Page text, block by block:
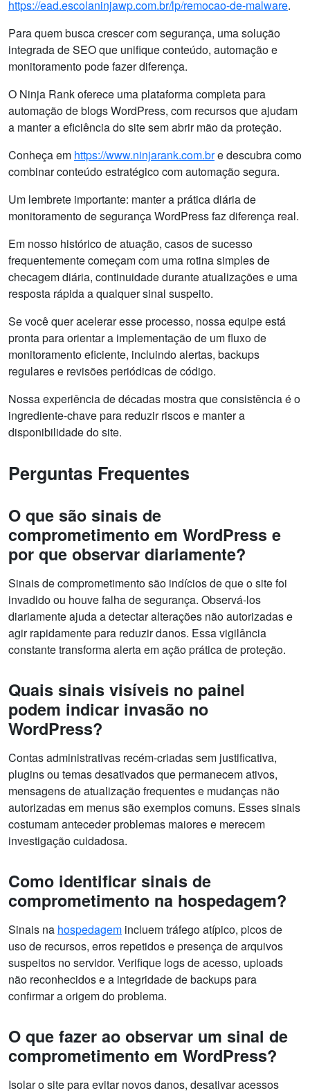
https://ead.escolaninjawp.com.br/lp/remocao-de-malware.
Para quem busca crescer com segurança, uma solução
integrada de SEO que unifique conteúdo, automação e
monitoramento pode fazer diferença.
O Ninja Rank oferece uma plataforma completa para
automação de blogs WordPress, com recursos que ajudam
a manter a eficiência do site sem abrir mão da proteção.
Conheça em https://www.ninjarank.com.bre descubra como
combinar conteúdo estratégico com automação segura.
Um lembrete importante: manter a prática diária de
monitoramento de segurança WordPress faz diferença real.
Em nosso histórico de atuação, casos de sucesso
frequentemente começam com uma rotina simples de
checagem diária, continuidade durante atualizações e uma
resposta rápida a qualquer sinal suspeito.
Se você quer acelerar esse processo, nossa equipe está
pronta para orientar a implementação de um fluxo de
monitoramento eficiente, incluindo alertas, backups
regulares e revisões periódicas de código.
Nossa experiência de décadas mostra que consistência é o
ingrediente-chave para reduzir riscos e manter a
disponibilidade do site.
Perguntas Frequentes
O que são sinais de
comprometimento em WordPress e
por que observar diariamente?
Sinais de comprometimento são indícios de que o site foi
invadido ou houve falha de segurança. Observá-los
diariamente ajuda a detectar alterações não autorizadas e
agir rapidamente para reduzir danos. Essa vigilância
constante transforma alerta em ação prática de proteção.
Quais sinais visíveis no painel
podem indicar invasão no
WordPress?
Contas administrativas recém-criadas sem justificativa,
plugins ou temas desativados que permanecem ativos,
mensagens de atualização frequentes e mudanças não
autorizadas em menus são exemplos comuns. Esses sinais
costumam anteceder problemas maiores e merecem
investigação cuidadosa.
Como identificar sinais de
comprometimento na hospedagem?
Sinais na hospedagem incluem tráfego atípico, picos de
uso de recursos, erros repetidos e presença de arquivos
suspeitos no servidor. Verifique logs de acesso, uploads
não reconhecidos e a integridade de backups para
confirmar a origem do problema.
O que fazer ao observar um sinal de
comprometimento em WordPress?
Isolar o site para evitar novos danos, desativar acessos